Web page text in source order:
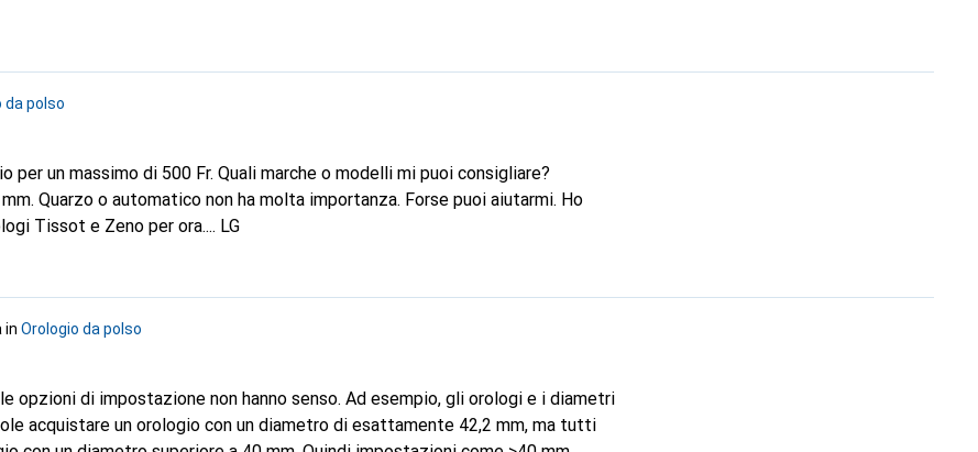
da polso
per un massimo di 500 Fr. Quali marche o modelli mi puoi consigliare?
Quarzo o automatico non ha molta importanza. Forse puoi aiutarmi. Ho
Tissot e Zeno per ora.... LG
in Orologio da polso
opzioni di impostazione non hanno senso. Ad esempio, gli orologi e i diametri
acquistare un orologio con un diametro di esattamente 42,2 mm, ma tutti